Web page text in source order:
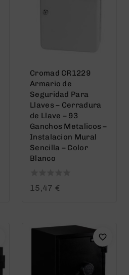
Cromad CR1229
Armario de
Seguridad Para
Llaves – Cerradura
de Llave – 93
Ganchos Metalicos –
Instalacion Mural
Sencilla – Color
Blanco
015,47 €